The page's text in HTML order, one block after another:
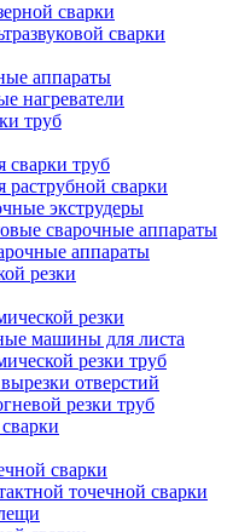
сварки
сварки
аппараты
нагреватели
труб
сварки труб
раструбной сварки
экструдеры
сварочные аппараты
аппараты
резки
резки
машины для листа
резки труб
отверстий
резки труб
сварки
точечной сварки